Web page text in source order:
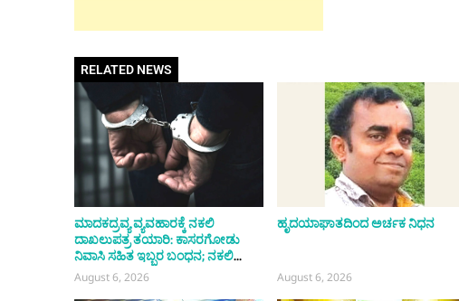
RELATED NEWS
ಮಾದಕದ್ರವ್ಯ ವ್ಯವಹಾರಕ್ಕೆ ನಕಲಿ
ದಾಖಲುಪತ್ರ ತಯಾರಿ: ಕಾಸರಗೋಡು
ನಿವಾಸಿ ಸಹಿತ ಇಬ್ಬರ ಬಂಧನ; ನಕಲಿ
ದಾಖಲುಪತ್ರಗಳನ್ನು ತಯಾರಿಸುತ್ತಿರುವುದು
ಬೆಂಗಳೂರಿನಲ್ಲಿ
August 6, 2026
ಹೃದಯಾಘಾತದಿಂದ ಅರ್ಚಕ ನಿಧನ
August 6, 2026